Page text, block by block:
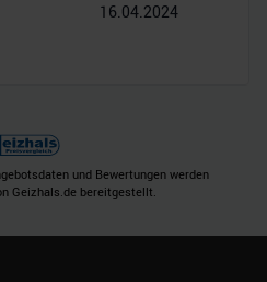
16.04.2024
und Bewertungen werden
Geizhals.de bereitgestellt.